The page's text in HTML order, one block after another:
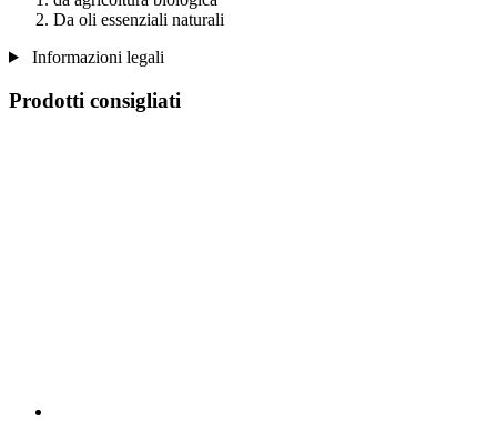
Da oli essenziali naturali
Informazioni legali
Prodotti consigliati